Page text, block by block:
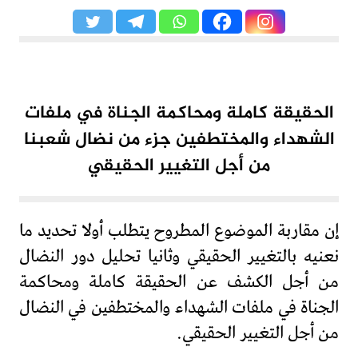
الحقيقة كاملة ومحاكمة الجناة في ملفات
الشهداء والمختطفين جزء من نضال شعبنا
من أجل التغيير الحقيقي
إن مقاربة الموضوع المطروح يتطلب أولا تحديد ما
نعنيه بالتغيير الحقيقي وثانيا تحليل دور النضال
من أجل الكشف عن الحقيقة كاملة ومحاكمة
الجناة في ملفات الشهداء والمختطفين في النضال
من أجل التغيير الحقيقي.